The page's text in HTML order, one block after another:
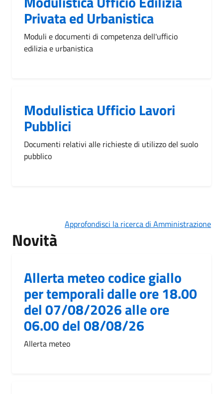
Privata ed Urbanistica
Moduli e documenti di competenza dell'ufficio
edilizia e urbanistica
Modulistica Ufficio Lavori
Pubblici
Documenti relativi alle richieste di utilizzo del suolo
pubblico
Approfondisci la ricerca di Amministrazione
Novità
Allerta meteo codice giallo
per temporali dalle ore 18.00
del 07/08/2026 alle ore
06.00 del 08/08/26
Allerta meteo